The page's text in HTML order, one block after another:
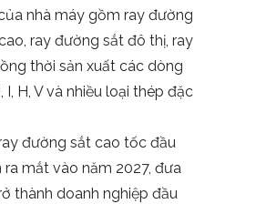
nhà máy gồm ray đường
ray đường sắt đô thị, ray
thời sản xuất các dòng
I, H, V và nhiều loại thép đặc
đường sắt cao tốc đầu
ra mắt vào năm 2027, đưa
thành doanh nghiệp đầu